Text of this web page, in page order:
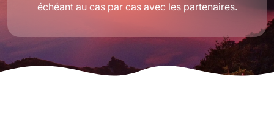
échéant au cas par cas avec les partenaires.